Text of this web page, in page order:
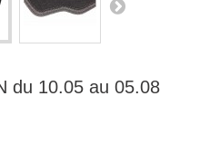
du 10.05 au 05.08